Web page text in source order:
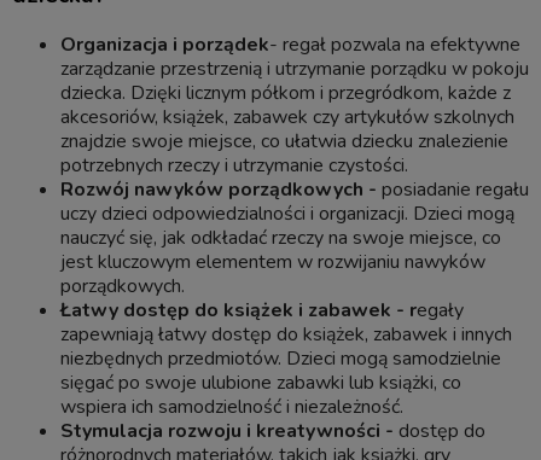
Organizacja i porządek- regał pozwala na efektywne
zarządzanie przestrzenią i utrzymanie porządku w pokoju
dziecka. Dzięki licznym półkom i przegródkom, każde z
akcesoriów, książek, zabawek czy artykułów szkolnych
znajdzie swoje miejsce, co ułatwia dziecku znalezienie
potrzebnych rzeczy i utrzymanie czystości.
Rozwój nawyków porządkowych - posiadanie regału
uczy dzieci odpowiedzialności i organizacji. Dzieci mogą
nauczyć się, jak odkładać rzeczy na swoje miejsce, co
jest kluczowym elementem w rozwijaniu nawyków
porządkowych.
Łatwy dostęp do książek i zabawek - regały
zapewniają łatwy dostęp do książek, zabawek i innych
niezbędnych przedmiotów. Dzieci mogą samodzielnie
sięgać po swoje ulubione zabawki lub książki, co
wspiera ich samodzielność i niezależność.
Stymulacja rozwoju i kreatywności - dostęp do